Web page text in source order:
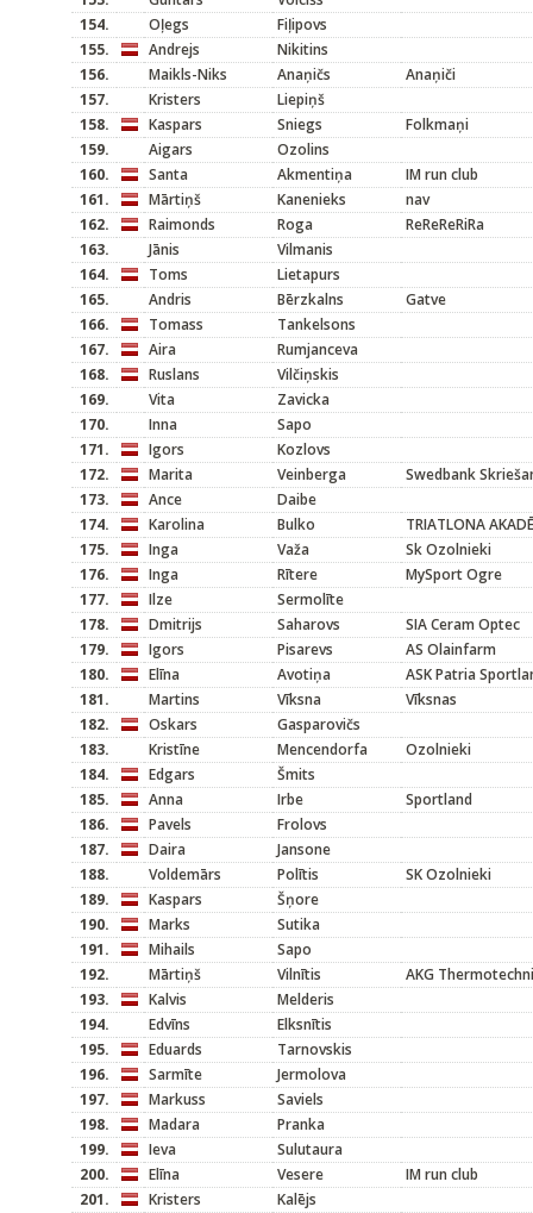
154.
Oļegs
Fiļipovs
155.
Andrejs
Nikitins
156.
Maikls-Niks Anaņičs
Anaņiči
157.
Kristers
Liepiņš
158.
Kaspars Sniegs
Folkmaņi
159.
Aigars
Ozolins
160.
Santa Akmentiņa
IM run club
161.
Mārtiņš Kanenieks
nav
162.
Raimonds Roga
ReReReRiRa
163.
Jānis
Vilmanis
164.
Toms
Lietapurs
165.
Andris Bērzkalns
Gatve
166.
Tomass
Tankelsons
167.
Aira
Rumjanceva
168.
Ruslans
Vilčiņskis
169.
Vita
Zavicka
170.
Inna
Sapo
171.
Igors
Kozlovs
172.
Marita Veinberga
Swedbank
173.
Ance
Daibe
174.
Karolina Bulko
TRIATLONA
175.
Inga Važa
Sk Ozolnieki
176.
Inga Rītere
MySport Ogre
177.
Ilze
Sermolīte
178.
Dmitrijs Saharovs
SIA Ceram Optec
179.
Igors Pisarevs
AS Olainfarm
180.
Elīna Avotiņa
ASK Patria
181.
Martins Vīksna
Vīksnas
182.
Oskars
Gasparovičs
183.
Kristīne Mencendorfa
Ozolnieki
184.
Edgars
Šmits
185.
Anna Irbe
Sportland
186.
Pavels
Frolovs
187.
Daira
Jansone
188.
Voldemārs Polītis
SK Ozolnieki
189.
Kaspars
Šņore
190.
Marks
Sutika
191.
Mihails
Sapo
192.
Mārtiņš Vilnītis
AKG
193.
Kalvis
Melderis
194.
Edvīns
Elksnītis
195.
Eduards
Tarnovskis
196.
Sarmīte
Jermolova
197.
Markuss
Saviels
198.
Madara
Pranka
199.
Ieva
Sulutaura
200.
Elīna Vesere
IM run club
201.
Kristers
Kalējs